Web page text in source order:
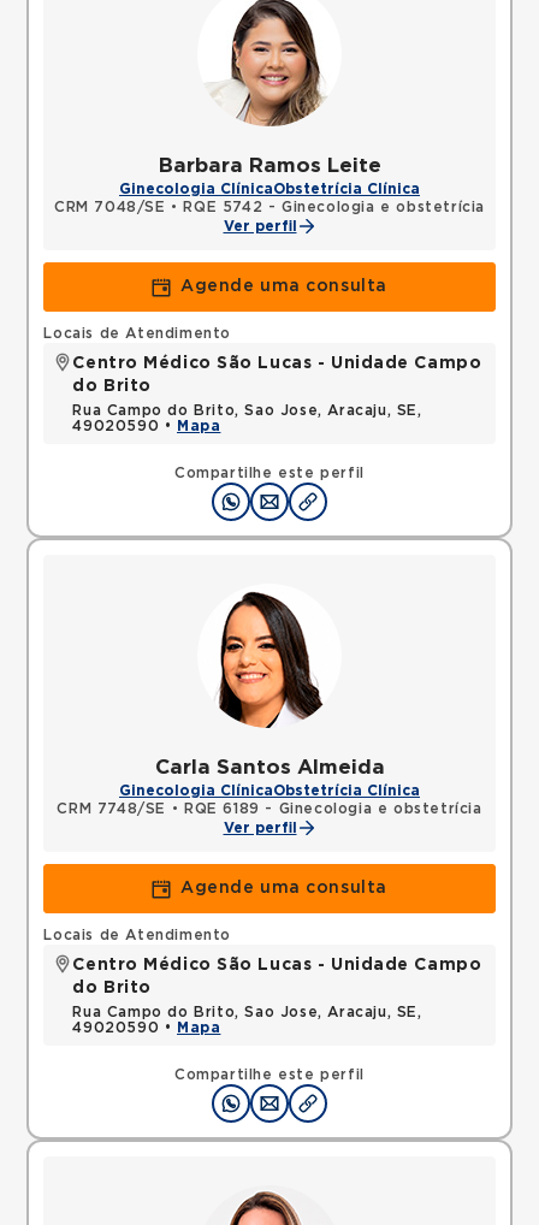
Barbara Ramos Leite
Ginecologia ClínicaObstetrícia Clínica
CRM 7048/SE •
RQE 5742 - Ginecologia e obstetrícia
Ver perfil
Agende uma consulta
Compartilhe este perfil
Locais de Atendimento
Centro Médico São Lucas - Unidade Campo
do Brito
Rua Campo do Brito, Sao Jose, Aracaju, SE,
49020590 •
Mapa
Carla Santos Almeida
Ginecologia ClínicaObstetrícia Clínica
CRM 7748/SE
•
RQE 6189 - Ginecologia e obstetrícia
Ver perfil
Agende uma consulta
Compartilhe este perfil
Locais de Atendimento
Centro Médico São Lucas - Unidade Campo
do Brito
Rua Campo do Brito, Sao Jose, Aracaju, SE,
49020590 •
Mapa